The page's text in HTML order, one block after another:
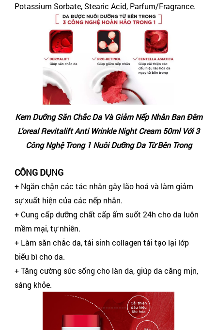
Potassium Sorbate, Stearic Acid, Parfum/Fragrance.
Kem Dưỡng Săn Chắc Da Và Giảm Nếp Nhăn Ban Đêm
L'oreal Revitalift Anti Wrinkle Night Cream 50ml Với 3
Công Nghệ Trong 1 Nuôi Dưỡng Da Từ Bên Trong
CÔNG DỤNG
+ Ngăn chặn các tác nhân gây lão hoá và làm giảm
sự xuất hiện của các nếp nhăn.
+ Cung cấp dưỡng chất cấp ẩm suốt 24h cho da luôn
mềm mại, tự nhiên.
+ Làm săn chắc da, tái sinh collagen tái tạo lại lớp
biểu bì cho da.
+ Tăng cường sức sống cho làn da, giúp da căng mịn,
sáng khỏe.